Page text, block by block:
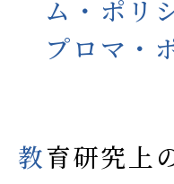
入試イベント
アクセス
ム・ポリ
プロマ・
教育研究上